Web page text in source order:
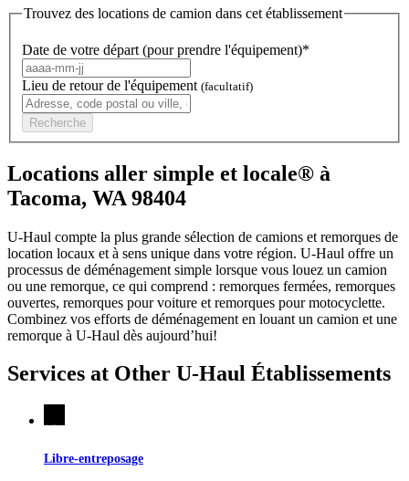
Trouvez des locations de camion dans cet établissement
Date de votre départ (pour prendre l'équipement)*
Lieu de retour de l'équipement (facultatif)
Recherche
Locations aller simple et locale® à
Tacoma, WA 98404
U-Haul compte la plus grande sélection de camions et remorques de
location locaux et à sens unique dans votre région. U-Haul offre un
processus de déménagement simple lorsque vous louez un camion
ou une remorque, ce qui comprend : remorques fermées, remorques
ouvertes, remorques pour voiture et remorques pour motocyclette.
Combinez vos efforts de déménagement en louant un camion et une
remorque à U-Haul dès aujourd’hui!
Services at Other U-Haul Établissements
Libre-entreposage